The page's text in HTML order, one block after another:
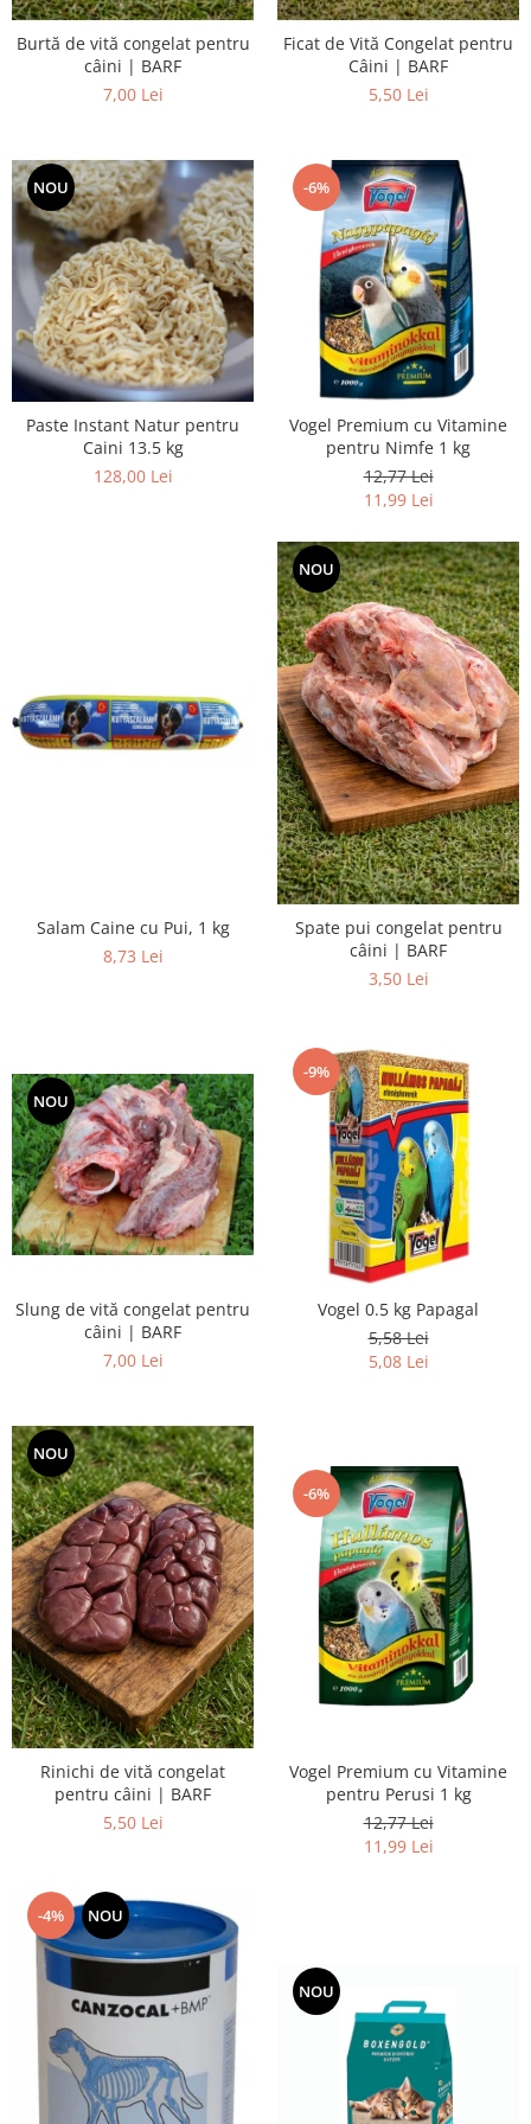
Burtă de vită congelat pentru
câini | BARF
7,00 Lei
Ficat de Vită Congelat pentru
Câini | BARF
5,50 Lei
NOU
Paste Instant Natur pentru
Caini 13.5 kg
128,00 Lei
-6%
Vogel Premium cu Vitamine
pentru Nimfe 1 kg
12,77 Lei
11,99 Lei
Salam Caine cu Pui, 1 kg
8,73 Lei
NOU
Spate pui congelat pentru
câini | BARF
3,50 Lei
NOU
Slung de vită congelat pentru
câini | BARF
7,00 Lei
-9%
Vogel 0.5 kg Papagal
5,58 Lei
5,08 Lei
NOU
Rinichi de vită congelat
pentru câini | BARF
5,50 Lei
-6%
Vogel Premium cu Vitamine
pentru Perusi 1 kg
12,77 Lei
11,99 Lei
-4% NOU
NOU